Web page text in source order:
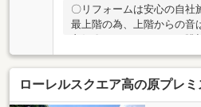
〇リフォームは安心の自社
最上階の為、上階からの音
バシーも確保〇2面バルコ
具、LIXILの設備を使用で
車場近隣あり〇セレクタリ
り、宅急便の取次ぎ、不
ローレルスクエア高の原プレミ